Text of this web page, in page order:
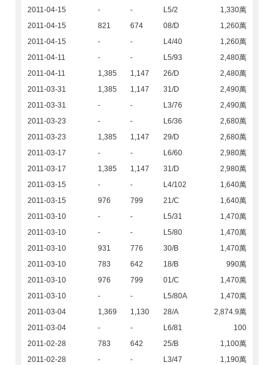
2011-04-15
- - L5/2
1,330萬
2011-04-15
821 674 08/D
1,260萬
2011-04-15
- - L4/40
1,260萬
2011-04-11
- - L5/93
2,480萬
2011-04-11
1,385 1,147 26/D
2,480萬
2011-03-31
1,385 1,147 31/D
2,490萬
2011-03-31
- - L3/76
2,490萬
2011-03-23
- - L6/36
2,680萬
2011-03-23
1,385 1,147 29/D
2,680萬
2011-03-17
- - L6/60
2,980萬
2011-03-17
1,385 1,147 31/D
2,980萬
2011-03-15
- - L4/102
1,640萬
2011-03-15
976 799 21/C
1,640萬
2011-03-10
- - L5/31
1,470萬
2011-03-10
- - L5/80
1,470萬
2011-03-10
931 776 30/B
1,470萬
2011-03-10
783 642 18/B
990萬
2011-03-10
976 799 01/C
1,470萬
2011-03-10
- - L5/80A
1,470萬
2011-03-04
1,369 1,130 28/A
2,874.9萬
2011-03-04
- - L6/81
100
2011-02-28
783 642 25/B
1,100萬
2011-02-28
- - L3/47
1,190萬